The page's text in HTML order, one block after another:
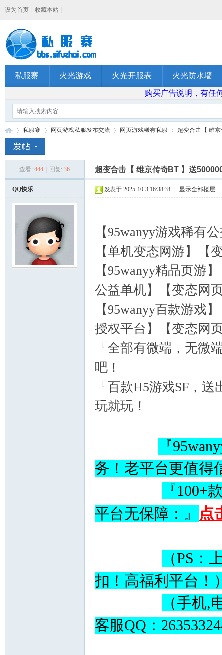
设为首页 收藏本站
私服寨 火光游戏 火光开服表 火光防水墙
购买广告说明，有任
私服寨
›
网页游戏私服发布交流 网页游戏稀有私服
›
超变合击【 维京
查看: 444 回复: 36 超变合击【 维京传奇BT 】送
QQ快乐 发表于 2025-10-3 16:38:38 显示全部楼层
【95wanyy游戏稀有
【单机变态网游】【
【95wanyy精品页游
公益单机】【变态网
【95wanyy百款游戏
授权平台】【变态网
『全部有微端，无微
吧！
『百款H5游戏SF，
玩就玩！
『
务！老平台更值得
『100+
平台无保障：』 点
（PS
扣！高福利平台
（手机,
客服QQ：